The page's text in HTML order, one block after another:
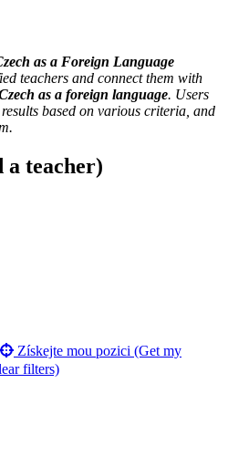
as a Foreign Language
teachers and connect them with
as a foreign language. Users
based on various criteria, and
teacher)
Získejte mou pozici (Get my
filters)